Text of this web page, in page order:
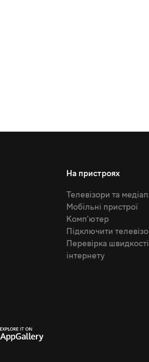
На пристроях
Телевізори та
Мобільні пристрої
Комп'ютер
Підключити
Перевірка швидкості
інтернету